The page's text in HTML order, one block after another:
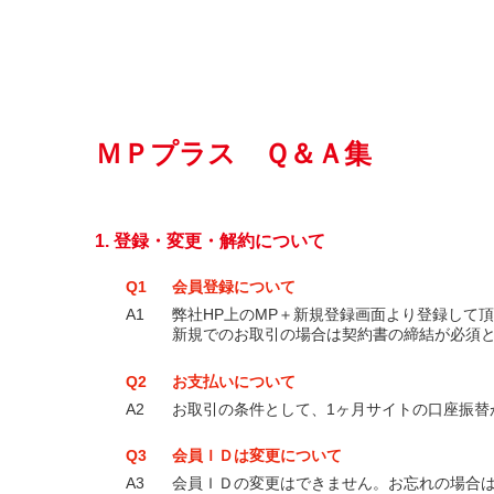
ＭＰプラス Ｑ＆Ａ集
1. 登録・変更・解約について
Q1
会員登録について
A1
弊社HP上のMP＋新規登録画面より登録して
新規でのお取引の場合は契約書の締結が必須
Q2
お支払いについて
A2
お取引の条件として、1ヶ月サイトの口座振
Q3
会員ＩＤは変更について
A3
会員ＩＤの変更はできません。お忘れの場合